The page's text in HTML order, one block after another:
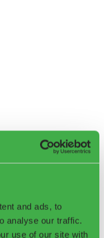
and ads, to
analyse our traffic.
use of our site with
del reciclaje